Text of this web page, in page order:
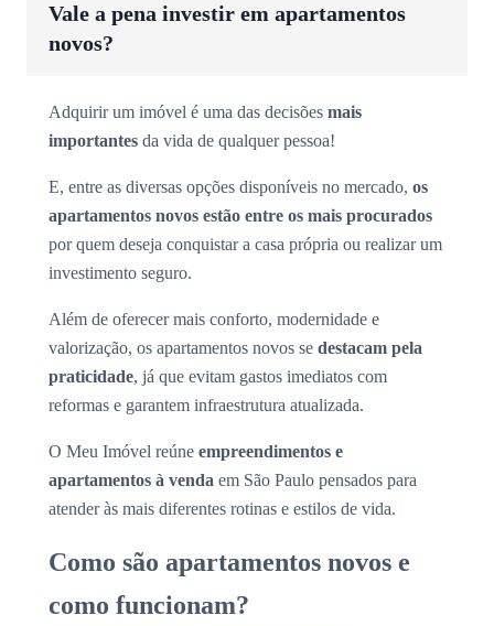
Vale a pena investir em apartamentos
novos?
Adquirir um imóvel é uma das decisões mais
importantes da vida de qualquer pessoa!
E, entre as diversas opções disponíveis no mercado, os
apartamentos novos estão entre os mais procurados
por quem deseja conquistar a casa própria ou realizar um
investimento seguro.
Além de oferecer mais conforto, modernidade e
valorização, os apartamentos novos se destacam pela
praticidade, já que evitam gastos imediatos com
reformas e garantem infraestrutura atualizada.
O Meu Imóvel reúne empreendimentos e
apartamentos à venda em São Paulo pensados para
atender às mais diferentes rotinas e estilos de vida.
Como são apartamentos novos e
como funcionam?